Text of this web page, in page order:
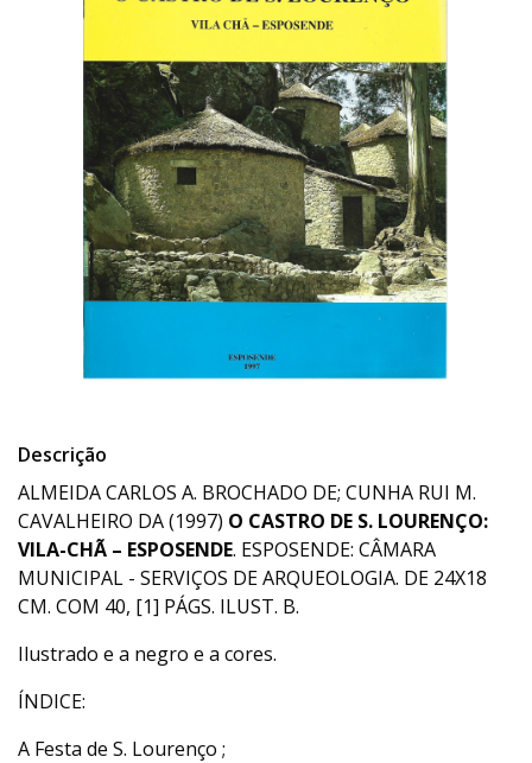
Descrição
ALMEIDA CARLOS A. BROCHADO DE; CUNHA RUI M.
CAVALHEIRO DA (1997) O CASTRO DE S. LOURENÇO:
VILA-CHÃ – ESPOSENDE. ESPOSENDE: CÂMARA
MUNICIPAL - SERVIÇOS DE ARQUEOLOGIA. DE 24X18
CM. COM 40, [1] PÁGS. ILUST. B.
Ilustrado e a negro e a cores.
ÍNDICE:
A Festa de S. Lourenço ;